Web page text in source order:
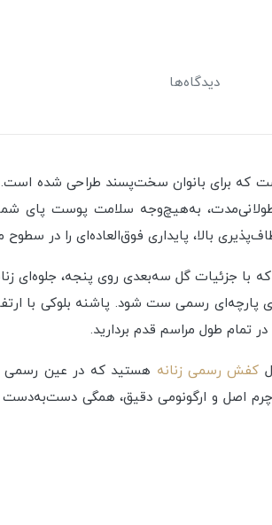
دیدگاه‌ها
ظرافت و عملکرد است که برای بانوان سخت‌پسند
به‌هیچ‌وجه سلامت پوست پای شما
رسمی ست شود. پاشنه بلوکی با
تمام طول مراسم قدم بردارید.
کفش رسمی زنانه هستید که در عین رسمی
اصل و ارگونومی دقیق، همگی دست‌به‌دست